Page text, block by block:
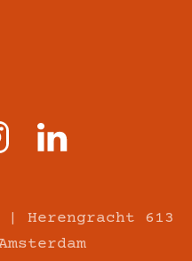
| Herengracht 613